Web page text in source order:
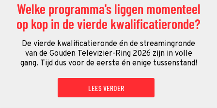
Welke programma's liggen momenteel
op kop in de vierde kwalificatieronde?
De vierde kwalificatieronde én de streamingronde
van de Gouden Televizier-Ring 2026 zijn in volle
gang. Tijd dus voor de eerste én enige tussenstand!
LEES VERDER